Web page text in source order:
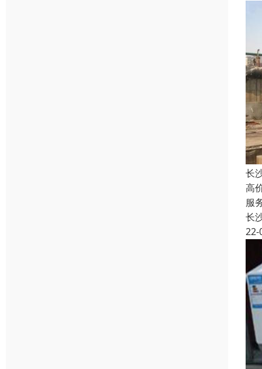
长
高
服
长
22-